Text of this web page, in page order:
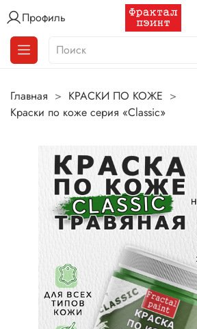
Профиль
Главная
КРАСКИ ПО КОЖЕ
Краски по коже серия «Classic»